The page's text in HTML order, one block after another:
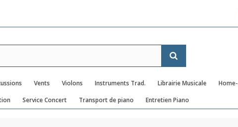
Vents Violons Instruments Trad. Librairie Musicale
Service Concert Transport de piano Entretien Piano